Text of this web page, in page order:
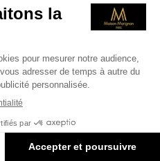
du médecin à l'Ordre,
vérifications simples vous
face à la
selon le profil. Un homme